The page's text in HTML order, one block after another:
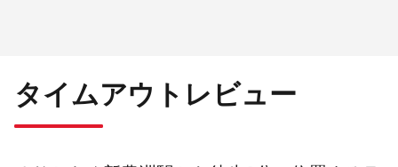
タイムアウトレビュー